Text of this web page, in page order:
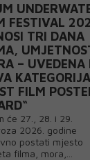
FESTIVAL
TRI DANA
– UVEDENA
KATEGORIJA
FILM
će 27., 28. i 29.
2026. godine
postati mjesto
filma, mora,...